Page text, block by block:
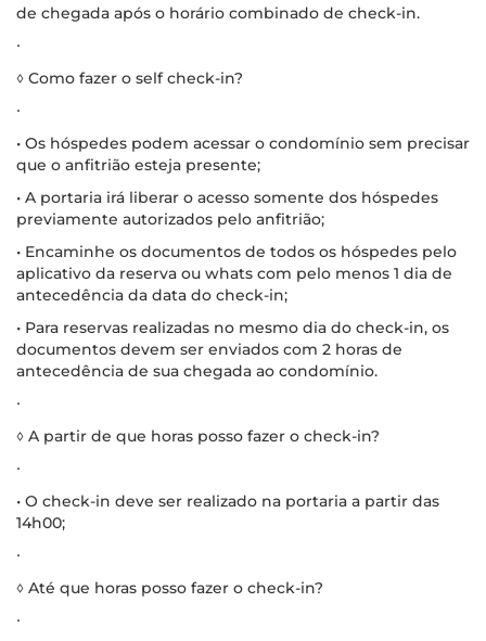
de chegada após o horário combinado de check-in.
∙
◊ Como fazer o self check-in?
∙
• Os hóspedes podem acessar o condomínio sem precisar
que o anfitrião esteja presente;
• A portaria irá liberar o acesso somente dos hóspedes
previamente autorizados pelo anfitrião;
• Encaminhe os documentos de todos os hóspedes pelo
aplicativo da reserva ou whats com pelo menos 1 dia de
antecedência da data do check-in;
• Para reservas realizadas no mesmo dia do check-in, os
documentos devem ser enviados com 2 horas de
antecedência de sua chegada ao condomínio.
∙
◊ A partir de que horas posso fazer o check-in?
∙
• O check-in deve ser realizado na portaria a partir das
14h00;
∙
◊ Até que horas posso fazer o check-in?
∙